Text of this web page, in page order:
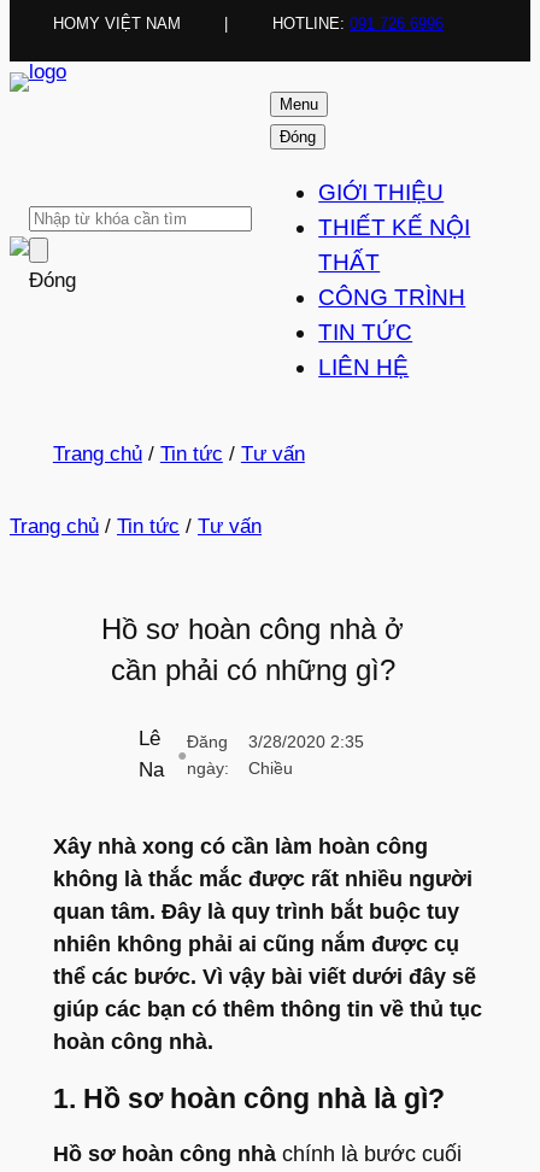
HOMY VIỆT NAM HOTLINE:091 726 6996
Đóng
Menu
Đóng
GIỚI THIỆU
THIẾT KẾ NỘI
THẤT
CÔNG TRÌNH
TIN TỨC
LIÊN HỆ
Trang chủ/ Tin tức / Tư vấn
Trang chủ / Tin tức / Tư vấn
Hồ sơ hoàn công nhà ở
cần phải có những gì?
Lê
Na
●
Đăng
ngày:
3/28/2020 2:35
Chiều
Xây nhà xong có cần làm hoàn công
không là thắc mắc được rất nhiều người
quan tâm. Đây là quy trình bắt buộc tuy
nhiên không phải ai cũng nắm được cụ
thể các bước. Vì vậy bài viết dưới đây sẽ
giúp các bạn có thêm thông tin về thủ tục
hoàn công nhà.
1. Hồ sơ hoàn công nhà là gì?
Hồ sơ hoàn công nhàchính là bước cuối